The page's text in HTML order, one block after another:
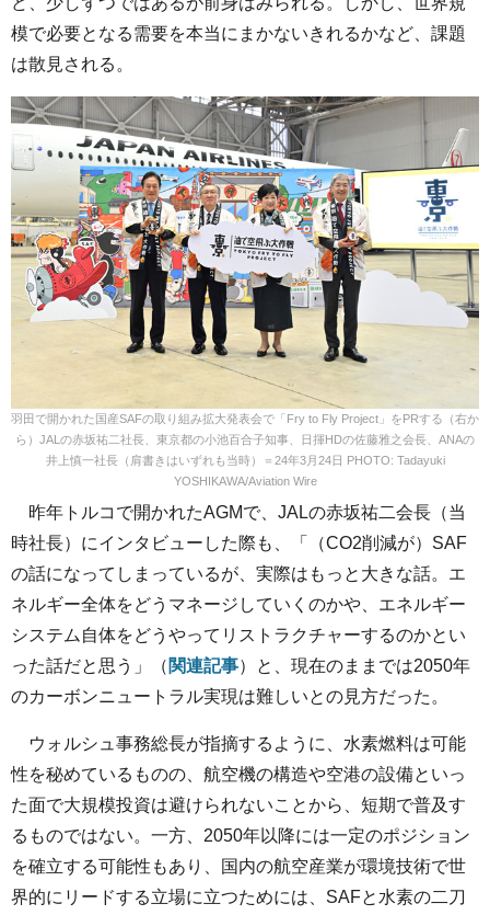
模で必要となる需要を本当にまかないきれるかなど、課題
は散見される。
羽田で開かれた国産SAFの取り組み拡大発表会で「Fry to Fly Project」をPRする（右か
ら）JALの赤坂祐二社長、東京都の小池百合子知事、日揮HDの佐藤雅之会長、ANAの
井上慎一社長（肩書きはいずれも当時）＝24年3月24日 PHOTO: Tadayuki
YOSHIKAWA/Aviation Wire
昨年トルコで開かれたAGMで、JALの赤坂祐二会長（当
時社長）にインタビューした際も、「（CO2削減が）SAF
の話になってしまっているが、実際はもっと大きな話。エ
ネルギー全体をどうマネージしていくのかや、エネルギー
システム自体をどうやってリストラクチャーするのかとい
った話だと思う」（ 関連記事）と、現在のままでは2050年
のカーボンニュートラル実現は難しいとの見方だった。
ウォルシュ事務総長が指摘するように、水素燃料は可能
性を秘めているものの、航空機の構造や空港の設備といっ
た面で大規模投資は避けられないことから、短期で普及す
るものではない。一方、2050年以降には一定のポジション
を確立する可能性もあり、国内の航空産業が環境技術で世
界的にリードする立場に立つためには、SAFと水素の二刀